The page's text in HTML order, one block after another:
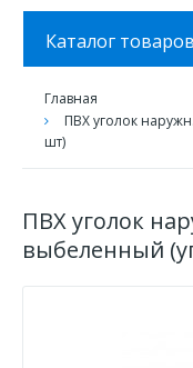
Каталог товаров
Главная
ПВХ уголок
шт)
ПВХ уголок
выбеленный